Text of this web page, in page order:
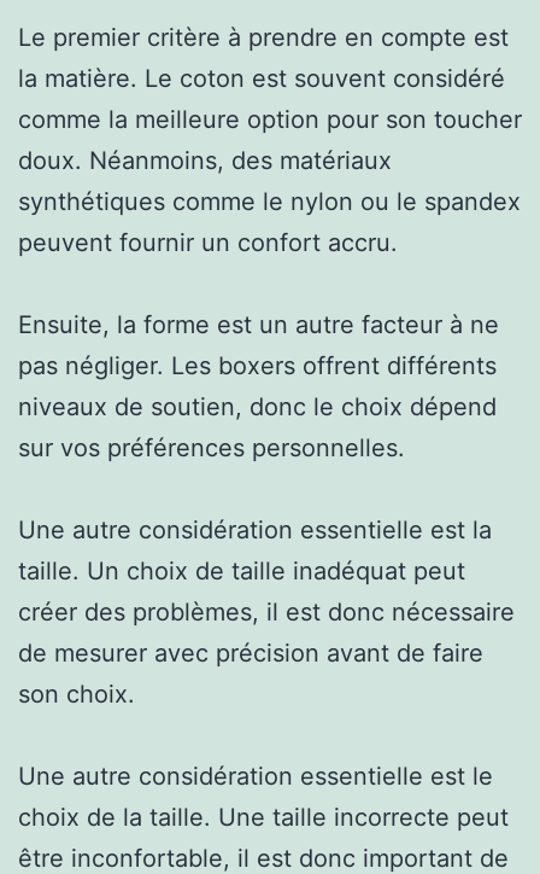
Le premier critère à prendre en compte est
la matière. Le coton est souvent considéré
comme la meilleure option pour son toucher
doux. Néanmoins, des matériaux
synthétiques comme le nylon ou le spandex
peuvent fournir un confort accru.
Ensuite, la forme est un autre facteur à ne
pas négliger. Les boxers offrent différents
niveaux de soutien, donc le choix dépend
sur vos préférences personnelles.
Une autre considération essentielle est la
taille. Un choix de taille inadéquat peut
créer des problèmes, il est donc nécessaire
de mesurer avec précision avant de faire
son choix.
Une autre considération essentielle est le
choix de la taille. Une taille incorrecte peut
être inconfortable, il est donc important de